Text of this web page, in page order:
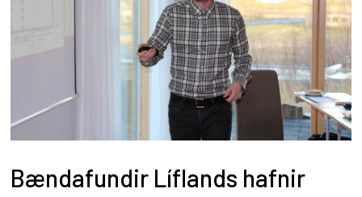
Bændafundir Líflands hafnir